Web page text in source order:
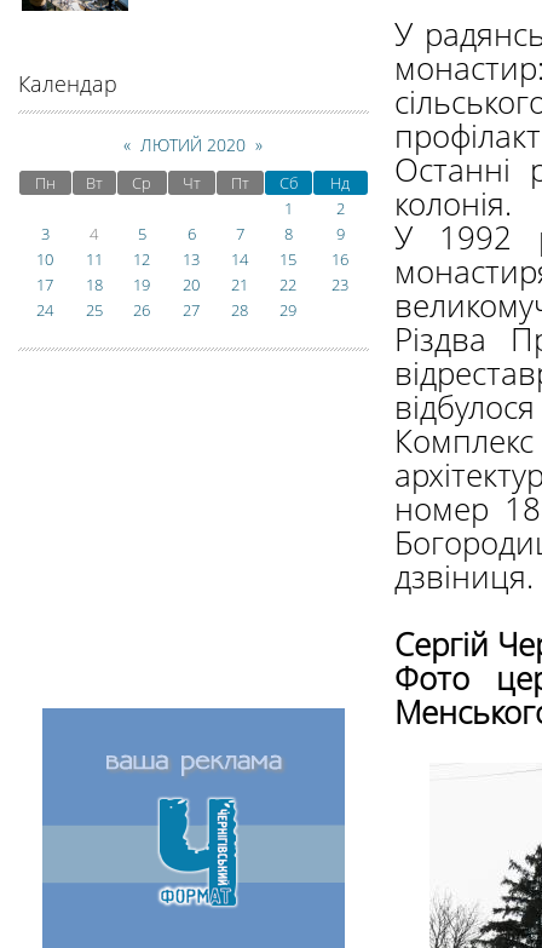
У
Останні
колонія.
У 1992
Різдва
номер
дзвіниця.
Сергій
Фото
Календар
« ЛЮТИЙ 2020 »
Пн Вт Ср Чт Пт Сб
Нд
1
2
3
4 5 6 7 8
9
10
11 12 13 14 15
16
17
18 19 20 21 22
23
24
25 26 27 28 29